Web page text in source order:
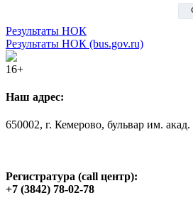
Результаты НОК
Результаты НОК (bus.gov.ru)
16+
Наш адрес:
650002, г. Кемерово, бульвар им.
Регистратура (call центр):
+7 (3842) 78-02-78